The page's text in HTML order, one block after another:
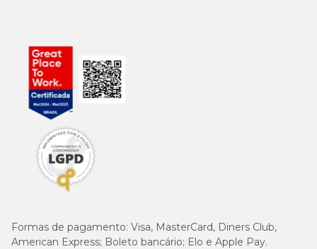
Formas de pagamento: Visa, MasterCard, Diners Club,
American Express; Boleto bancário; Elo e Apple Pay.